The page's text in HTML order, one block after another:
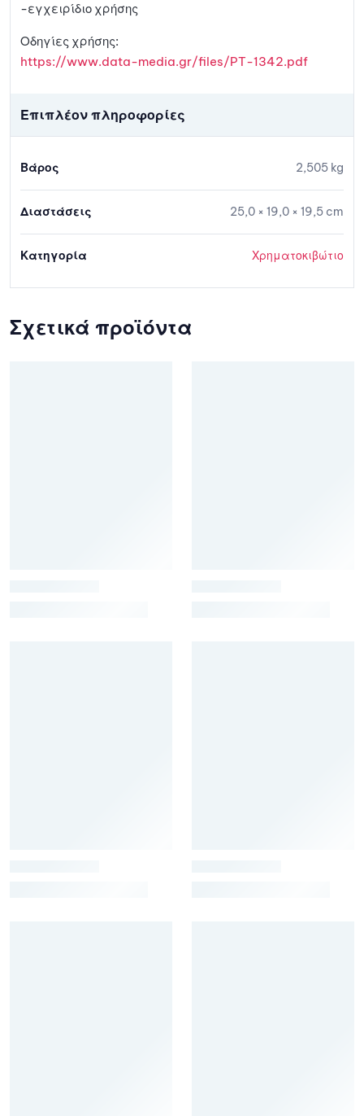
-εγχειρίδιο χρήσης
Οδηγίες χρήσης:
https://www.data-media.gr/files/PT-1342.pdf
Επιπλέον πληροφορίες
Βάρος 2,505 kg
Διαστάσεις 25,0 × 19,0 × 19,5 cm
Κατηγορία Χρηματοκιβώτιο
Σχετικά προϊόντα